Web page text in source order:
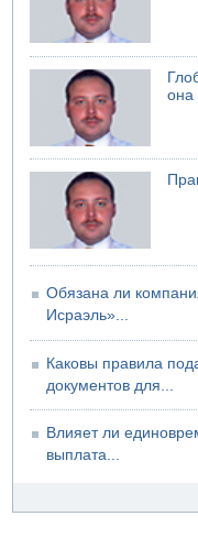
07.08.2026 08:29
Стрельба в школе
Недалеко от Бейт-
07.08.2026 06:24
Саудовская Аравия
она
Обязана ли
Исраэль»...
Каковы правила
документов для...
Влияет ли
выплата...